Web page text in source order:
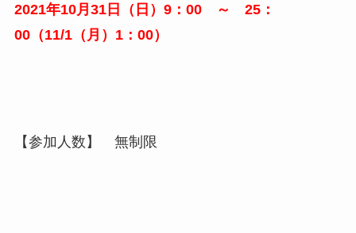
2021年10月31日（日）9：00 ～ 25：
00（11/1（月）1：00）
【参加人数】 無制限